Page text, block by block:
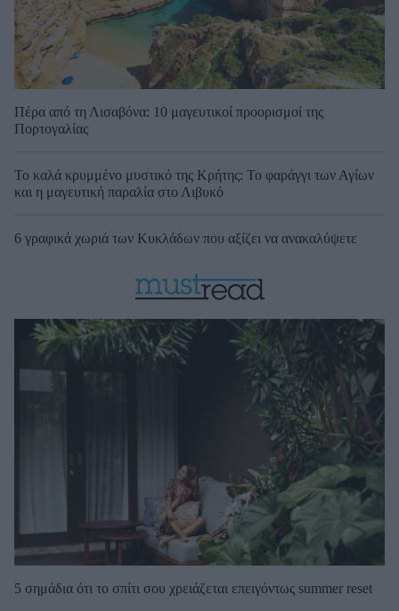
Πέρα από τη Λισαβόνα: 10 μαγευτικοί προορισμοί της
Πορτογαλίας
Το καλά κρυμμένο μυστικό της Κρήτης: Το φαράγγι των Αγίων
και η μαγευτική παραλία στο Λιβυκό
6 γραφικά χωριά των Κυκλάδων που αξίζει να ανακαλύψετε
5 σημάδια ότι το σπίτι σου χρειάζεται επειγόντως summer reset